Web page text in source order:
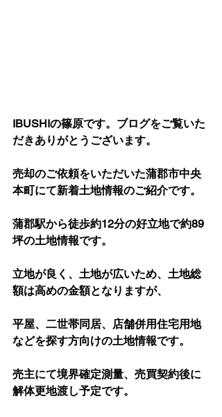
IBUSHIの篠原です。ブログをご覧いた
だきありがとうございます。
売却のご依頼をいただいた蒲郡市中央
本町にて新着土地情報のご紹介です。
蒲郡駅から徒歩約12分の好立地で約89
坪の土地情報です。
立地が良く、土地が広いため、土地総
額は高めの金額となりますが、
平屋、二世帯同居、店舗併用住宅用地
などを探す方向けの土地情報です。
売主にて境界確定測量、売買契約後に
解体更地渡し予定です。